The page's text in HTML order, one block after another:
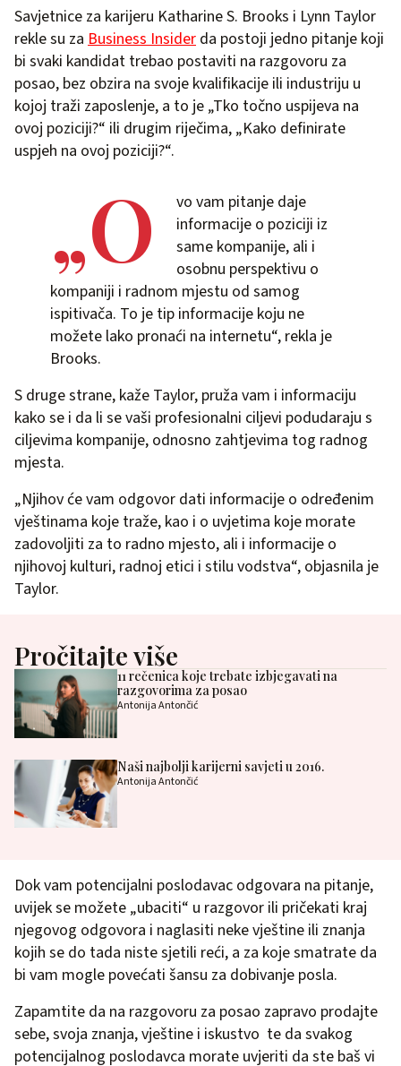
Savjetnice za karijeru Katharine S. Brooks i Lynn Taylor
rekle su za Business Insider da postoji jedno pitanje koji
bi svaki kandidat trebao postaviti na razgovoru za
posao, bez obzira na svoje kvalifikacije ili industriju u
kojoj traži zaposlenje, a to je „Tko točno uspijeva na
ovoj poziciji?“ ili drugim riječima, „Kako definirate
uspjeh na ovoj poziciji?“.
„O
vo vam pitanje daje
informacije o poziciji iz
same kompanije, ali i
osobnu perspektivu o
kompaniji i radnom mjestu od samog
ispitivača. To je tip informacije koju ne
možete lako pronaći na internetu“, rekla je
Brooks.
S druge strane, kaže Taylor, pruža vam i informaciju
kako se i da li se vaši profesionalni ciljevi podudaraju s
ciljevima kompanije, odnosno zahtjevima tog radnog
mjesta.
„Njihov će vam odgovor dati informacije o određenim
vještinama koje traže, kao i o uvjetima koje morate
zadovoljiti za to radno mjesto, ali i informacije o
njihovoj kulturi, radnoj etici i stilu vodstva“, objasnila je
Taylor.
Pročitajte više
11 rečenica koje trebate izbjegavati na
razgovorima za posao
Antonija Antončić
Naši najbolji karijerni savjeti u 2016.
Antonija Antončić
Dok vam potencijalni poslodavac odgovara na pitanje,
uvijek se možete „ubaciti“ u razgovor ili pričekati kraj
njegovog odgovora i naglasiti neke vještine ili znanja
kojih se do tada niste sjetili reći, a za koje smatrate da
bi vam mogle povećati šansu za dobivanje posla.
Zapamtite da na razgovoru za posao zapravo prodajte
sebe, svoja znanja, vještine i iskustvo te da svakog
potencijalnog poslodavca morate uvjeriti da ste baš vi